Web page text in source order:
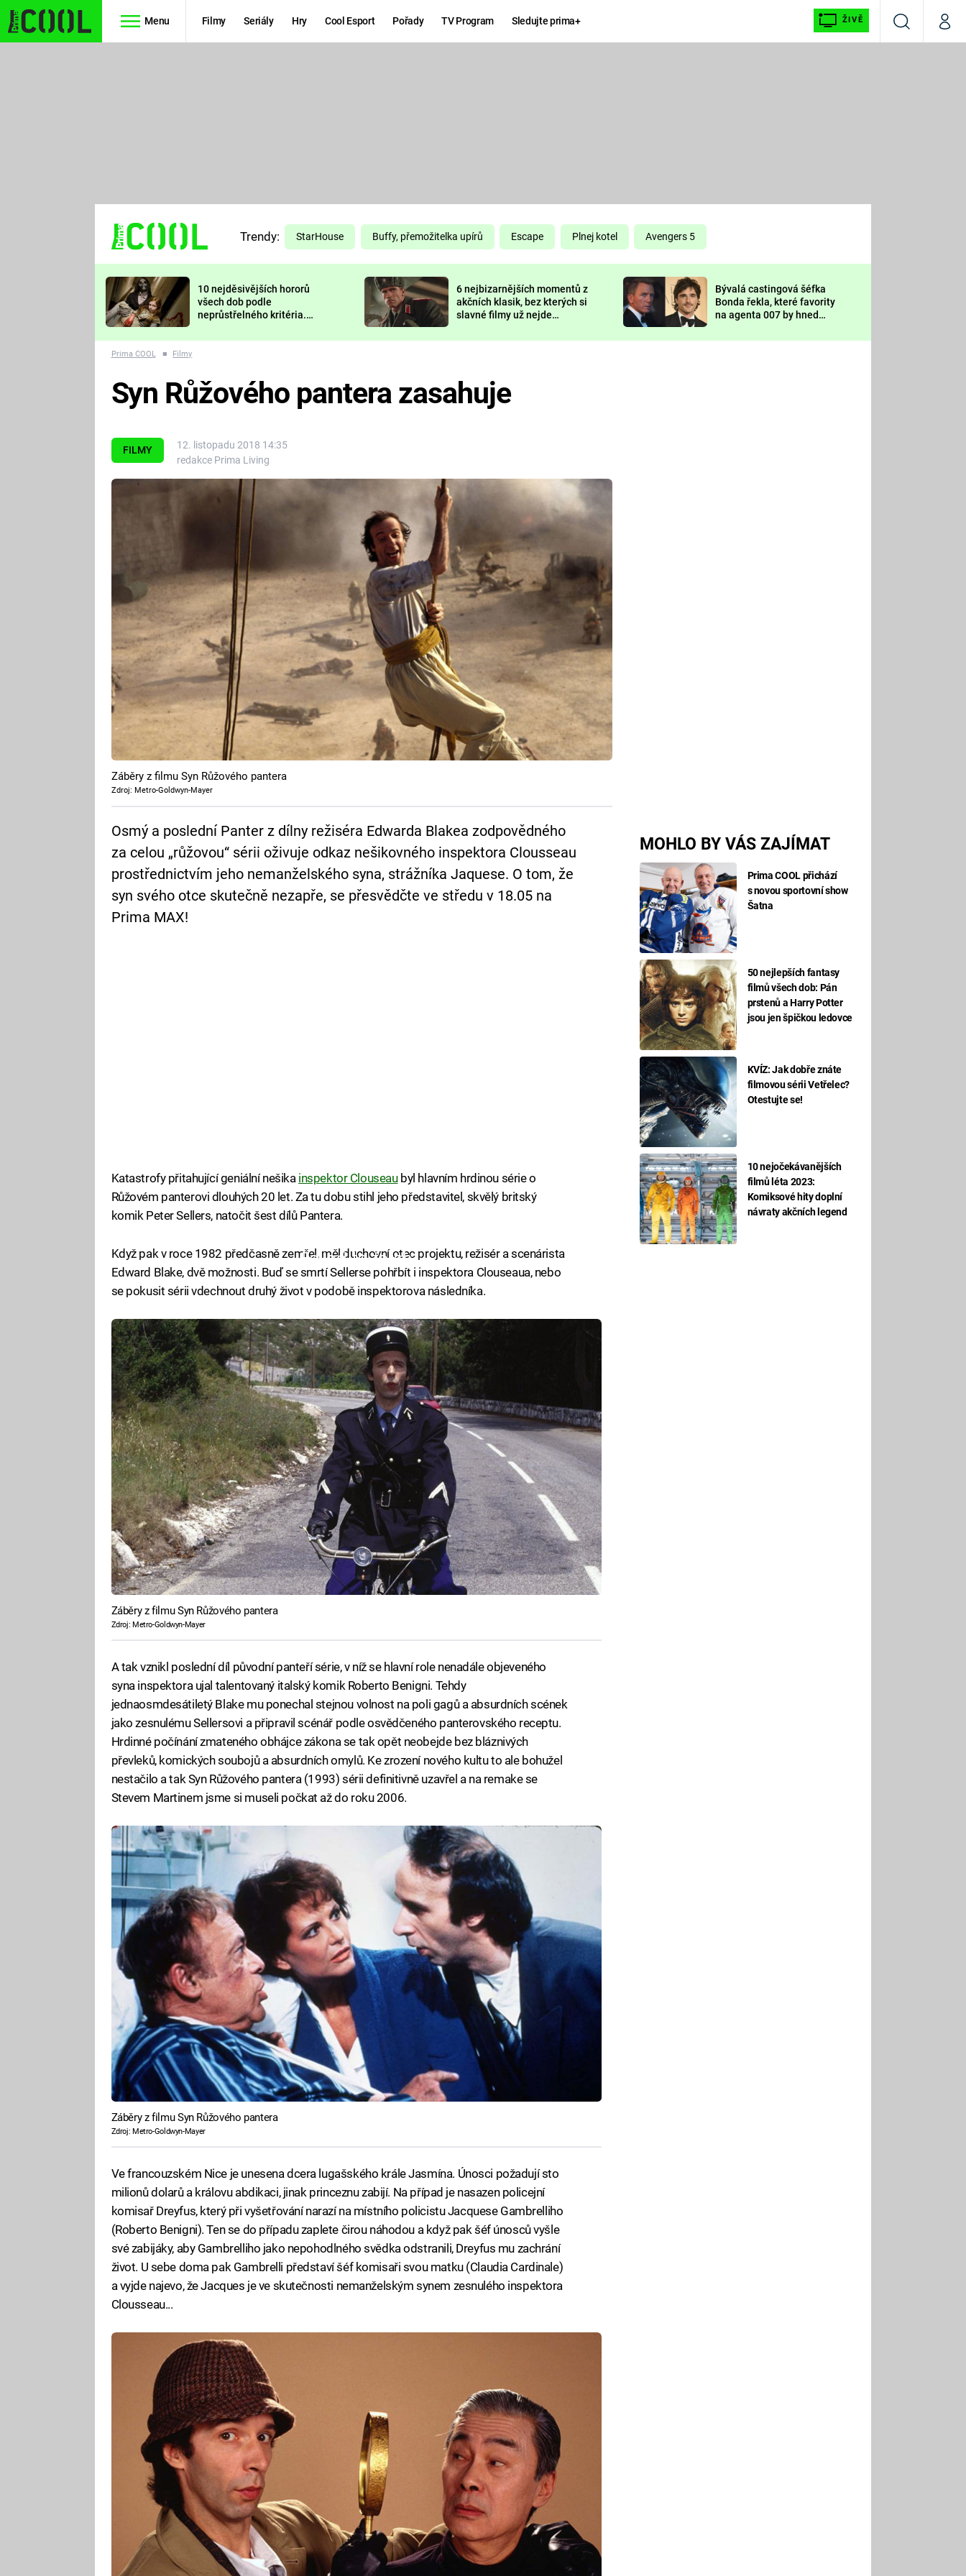
Menu Filmy Seriály Hry Cool Esport Pořady TV Program Sledujte prima+ ŽIVĚ
VyhledáváníMůj
TŘESKU
FUTURAMA
PREDÁTOR
DELIVERANCE
KOMEDIE
CHUCK
NORRIS
DEADPOOL
Prima LAJK
Sledujte nás
Trendy: StarHouse Buffy, přemožitelka upírů Escape Plnej kotel Avengers 5
10 nejděsivějších hororů
všech dob podle
neprůstřelného kritéria.
nejvíc zvednou tep?
6 nejbizarnějších momentů z
akčních klasik, bez kterých si
slavné filmy už nejde
Bývalá castingová šéfka
Bonda řekla, které favority
na agenta 007 by hned
Prima COOL ■ Filmy
FILMY
12. listopadu 2018 14:35
redakce Prima Living
MOHLO BY VÁS ZAJÍMAT
Prima COOL přichází
s novou sportovní show
Šatna
50 nejlepších fantasy
filmů všech dob: Pán
prstenů a Harry Potter
jsou jen špičkou ledovce
KVÍZ: Jak dobře znáte
filmovou sérii Vetřelec?
Otestujte se!
10 nejočekávanějších
filmů léta 2023:
Komiksové hity doplní
návraty akčních legend
Syn Růžového pantera zasahuje
Záběry z filmu Syn Růžového pantera
Zdroj: Metro-Goldwyn-Mayer
Osmý a poslední Panter z dílny režiséra Edwarda Blakea zodpovědného
za celou „růžovou“ sérii oživuje odkaz nešikovného inspektora Clousseau
prostřednictvím jeho nemanželského syna, strážníka Jaquese. O tom, že
syn svého otce skutečně nezapře, se přesvědčte ve středu v 18.05 na
Prima MAX!
Katastrofy přitahující geniální nešika inspektor Clouseaubyl hlavním hrdinou série o
Růžovém panterovi dlouhých 20 let. Za tu dobu stihl jeho představitel, skvělý britský
komik Peter Sellers, natočit šest dílů Pantera.
Failed to fetch
Když pak v roce 1982 předčasně zemřel, měl duchovní otec projektu, režisér a scenárista
Edward Blake, dvě možnosti. Buď se smrtí Sellerse pohřbít i inspektora Clouseaua, nebo
se pokusit sérii vdechnout druhý život v podobě inspektorova následníka.
Záběry z filmu Syn Růžového pantera
Zdroj: Metro-Goldwyn-Mayer
A tak vznikl poslední díl původní panteří série, v níž se hlavní role nenadále objeveného
syna inspektora ujal talentovaný italský komik Roberto Benigni. Tehdy
jednaosmdesátiletý Blake mu ponechal stejnou volnost na poli gagů a absurdních scének
jako zesnulému Sellersovi a připravil scénář podle osvědčeného panterovského receptu.
Hrdinné počínání zmateného obhájce zákona se tak opět neobejde bez bláznivých
převleků, komických soubojů a absurdních omylů. Ke zrození nového kultu to ale bohužel
nestačilo a tak Syn Růžového pantera (1993) sérii definitivně uzavřel a na remake se
Stevem Martinem jsme si museli počkat až do roku 2006.
Záběry z filmu Syn Růžového pantera
Zdroj: Metro-Goldwyn-Mayer
Ve francouzském Nice je unesena dcera lugašského krále Jasmína. Únosci požadují sto
milionů dolarů a královu abdikaci, jinak princeznu zabijí. Na případ je nasazen policejní
komisař Dreyfus, který při vyšetřování narazí na místního policistu Jacquese Gambrelliho
(Roberto Benigni). Ten se do případu zaplete čirou náhodou a když pak šéf únosců vyšle
své zabijáky, aby Gambrelliho jako nepohodlného svědka odstranili, Dreyfus mu zachrání
život. U sebe doma pak Gambrelli představí šéf komisaři svou matku (Claudia Cardinale)
a vyjde najevo, že Jacques je ve skutečnosti nemanželským synem zesnulého inspektora
Clousseau...